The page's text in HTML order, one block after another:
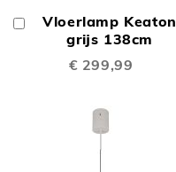
Vloerlamp Keaton
grijs 138cm
€ 299,99
Winkelwagen